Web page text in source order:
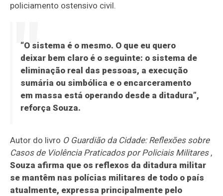
policiamento ostensivo civil.
“O sistema é o mesmo. O que eu quero
deixar bem claro é o seguinte: o sistema de
eliminação real das pessoas, a execução
sumária ou simbólica e o encarceramento
em massa está operando desde a ditadura”,
reforça Souza.
Autor do livro O Guardião da Cidade: Reflexões sobre
Casos de Violência Praticados por Policiais Militares,
Souza afirma que os reflexos da ditadura militar
se mantêm nas polícias militares de todo o país
atualmente, expressa principalmente pelo